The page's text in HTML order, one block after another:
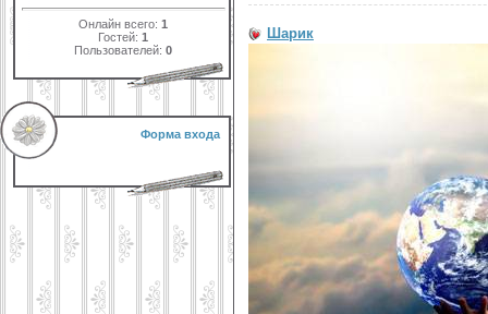
Онлайн всего:1
Гостей:1
Пользователей:0
Форма входа
Шарик